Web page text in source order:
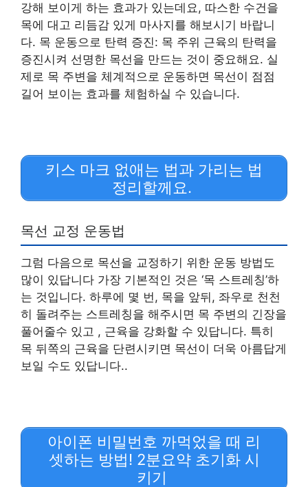
강해 보이게 하는 효과가 있는데요, 따스한 수건을
목에 대고 리듬감 있게 마사지를 해보시기 바랍니
다. 목 운동으로 탄력 증진: 목 주위 근육의 탄력을
증진시켜 선명한 목선을 만드는 것이 중요해요. 실
제로 목 주변을 체계적으로 운동하면 목선이 점점
길어 보이는 효과를 체험하실 수 있습니다.
키스 마크 없애는 법과 가리는 법
정리할께요.
목선 교정 운동법
그럼 다음으로 목선을 교정하기 위한 운동 방법도
많이 있답니다 가장 기본적인 것은 ‘목 스트레칭’하
는 것입니다. 하루에 몇 번, 목을 앞뒤, 좌우로 천천
히 돌려주는 스트레칭을 해주시면 목 주변의 긴장을
풀어줄수 있고 , 근육을 강화할 수 있답니다. 특히
목 뒤쪽의 근육을 단련시키면 목선이 더욱 아름답게
보일 수도 있답니다..
아이폰 비밀번호 까먹었을 때 리
셋하는 방법! 2분요약 초기화 시
키기